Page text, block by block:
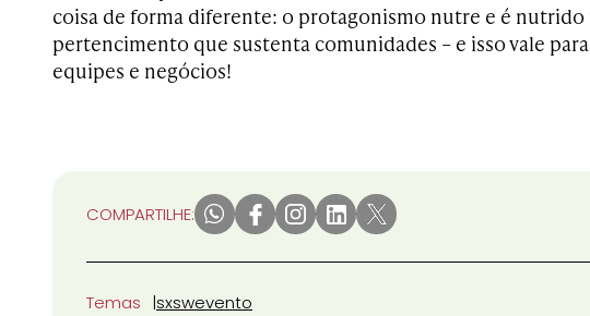
coisa de forma diferente: o protagonismo nutre e é nutrido
pertencimento que sustenta comunidades – e isso vale
equipes e negócios!
COMPARTILHE:
Temas sxswevento